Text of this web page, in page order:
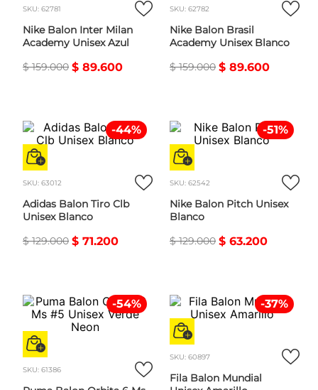
SKU: 62781
Nike Balon Inter Milan
Academy Unisex Azul
$ 159.000 $ 89.600
SKU: 62782
Nike Balon Brasil
Academy Unisex Blanco
$ 159.000 $ 89.600
-44%
SKU: 63012
Adidas Balon Tiro Clb
Unisex Blanco
$ 129.000 $ 71.200
-51%
SKU: 62542
Nike Balon Pitch Unisex
Blanco
$ 129.000 $ 63.200
-54%
SKU: 61386
-37%
SKU: 60897
Fila Balon Mundial